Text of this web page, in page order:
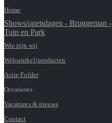
Home
Shows/opendagen - Bruggeman -
Tuin en Park
Wie zijn wij
Webwinkel/producten
Actie Folder
Occasions
Vacatures & nieuws
Contact